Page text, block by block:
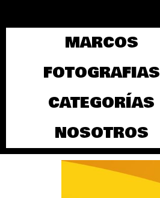
MARCOS
FOTOGRAFIAS
CATEGORÍAS
NOSOTROS